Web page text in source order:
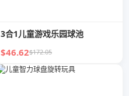
3合1儿童游戏乐园球池
$46.62$172.05